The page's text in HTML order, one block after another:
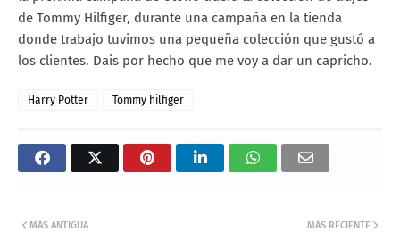
de Tommy Hilfiger, durante una campaña en la tienda
donde trabajo tuvimos una pequeña colección que gustó a
los clientes. Dais por hecho que me voy a dar un capricho.
Harry Potter Tommy hilfiger
MÁS RECIENTE
MÁS ANTIGUA